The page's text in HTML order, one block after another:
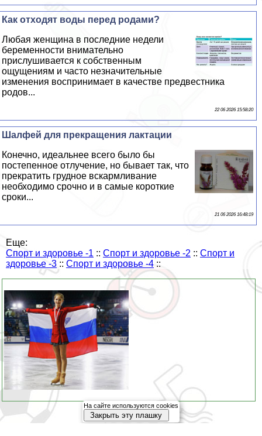
Как отходят воды перед родами?
Любая женщина в последние недели
беременности внимательно
прислушивается к собственным
ощущениям и часто незначительные
изменения воспринимает в качестве предвестника
родов...
22 06 2026 15:58:20
Шалфей для прекращения лактации
Конечно, идеальнее всего было бы
постепенное отлучение, но бывает так, что
прекратить грудное вскармливание
необходимо срочно и в самые короткие
сроки...
21 06 2026 16:48:19
Еще:
Спорт и здоровье -1 :: Спорт и здоровье -2 :: Спорт и
здоровье -3 :: Спорт и здоровье -4 ::
На сайте используются cookies
Закрыть эту плашку